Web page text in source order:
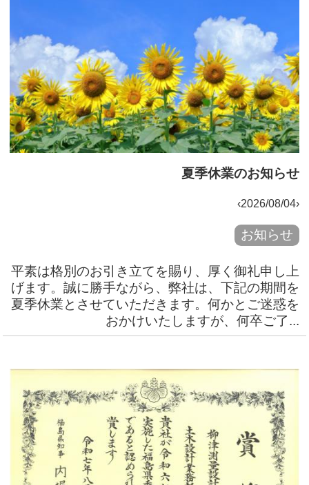
夏季休業のお知らせ
‹2026/08/04›
お知らせ
平素は格別のお引き立てを賜り、厚く御礼申し上
げます。誠に勝手ながら、弊社は、下記の期間を
夏季休業とさせていただきます。何かとご迷惑を
おかけいたしますが、何卒ご了...